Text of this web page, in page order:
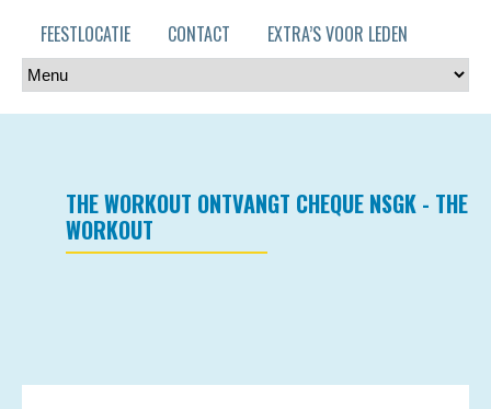
FEESTLOCATIE
CONTACT EXTRA’S VOOR LEDEN
THE WORKOUT ONTVANGT CHEQUE NSGK - THE
WORKOUT